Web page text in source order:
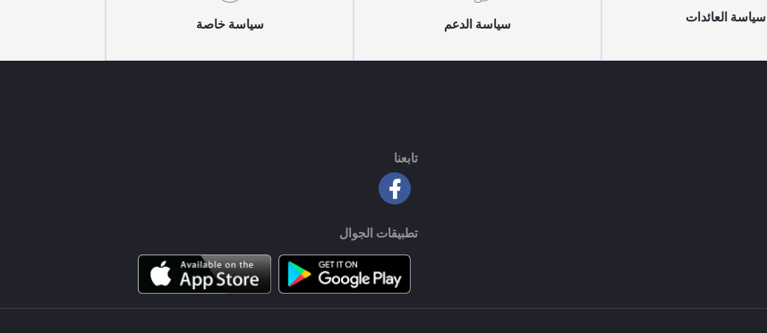
سياسة العائدات
سياسة الدعم سياسة خاصة
تابعنا
تطبيقات الجوال